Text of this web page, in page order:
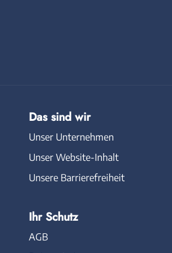
Das sind wir
Unser Unternehmen
Unser Website-Inhalt
Unsere Barrierefreiheit
Ihr Schutz
AGB